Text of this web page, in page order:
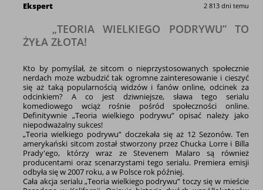
2 813 dni temu
Ekspert
„TEORIA WIELKIEGO PODRYWU” TO
ŻYŁA ZŁOTA!
Kto by pomyślał, że sitcom o nieprzystosowanych społecznie
nerdach może wzbudzić tak ogromne zainteresowanie i cieszyć
się aż taką popularnością widzów i fanów online, odcinek za
odcinkiem? A co jest dziwniejsze, sława tego serialu
komediowego wciąż rośnie pośród społeczności online.
Definitywnie „Teoria wielkiego podrywu” opisać należy jako
niepodważalny sukces!
„Teoria wielkiego podrywu” doczekała się aż 12 Sezonów. Ten
amerykański sitcom został stworzony przez Chucka Lorre i Billa
Prady'ego, którzy wraz ze Stevenem Malaro są również
producentami oraz scenarzystami tego serialu. Premiera emisji
odbyła się w 2007 roku, a w Polsce rok później.
Cała akcja serialu „Teoria wielkiego podrywu” toczy się w mieście